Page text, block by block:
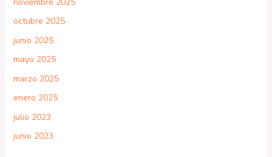
octubre 2025
junio 2025
mayo 2025
marzo 2025
enero 2025
julio 2023
junio 2023